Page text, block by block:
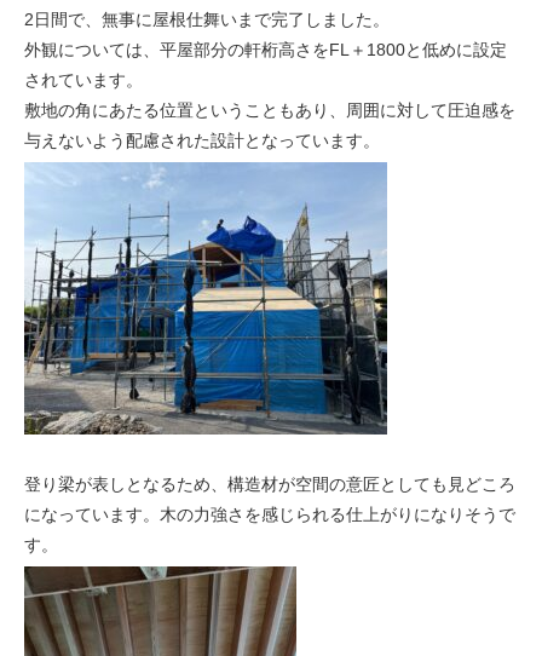
2日間で、無事に屋根仕舞いまで完了しました。
外観については、平屋部分の軒桁高さをFL＋1800と低めに設定
されています。
敷地の角にあたる位置ということもあり、周囲に対して圧迫感を
与えないよう配慮された設計となっています。
登り梁が表しとなるため、構造材が空間の意匠としても見どころ
になっています。木の力強さを感じられる仕上がりになりそうで
す。